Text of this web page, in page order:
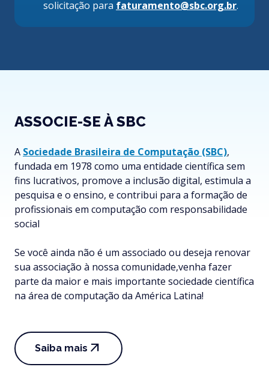
solicitação para faturamento@sbc.org.br.
ASSOCIE-SE À SBC
A Sociedade Brasileira de Computação (SBC),
fundada em 1978 como uma entidade científica sem
fins lucrativos, promove a inclusão digital, estimula a
pesquisa e o ensino, e contribui para a formação de
profissionais em computação com responsabilidade
social
Se você ainda não é um associado ou deseja renovar
sua associação à nossa comunidade,venha fazer
parte da maior e mais importante sociedade científica
na área de computação da América Latina!
Saiba mais arrow_outward